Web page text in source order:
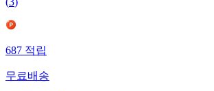
(3)
687적립
무료배송